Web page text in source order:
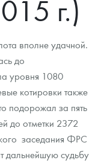
данных
г.)
вполне удачной.
до
уровня 1080
котировки также
подорожал за пять
до отметки 2372
заседания ФРС
дальнейшую судьбу